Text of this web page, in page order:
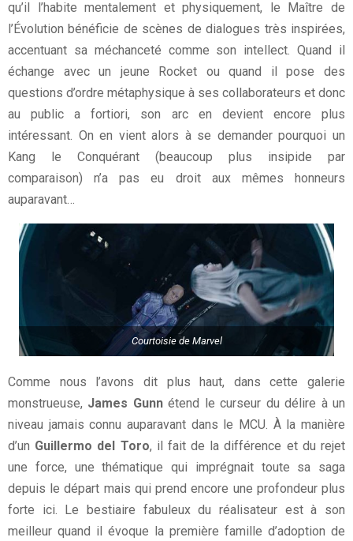
qu’il l’habite mentalement et physiquement, le Maître de
l’Évolution bénéficie de scènes de dialogues très inspirées,
accentuant sa méchanceté comme son intellect. Quand il
échange avec un jeune Rocket ou quand il pose des
questions d’ordre métaphysique à ses collaborateurs et donc
au public a fortiori, son arc en devient encore plus
intéressant. On en vient alors à se demander pourquoi un
Kang le Conquérant (beaucoup plus insipide par
comparaison) n’a pas eu droit aux mêmes honneurs
auparavant…
Courtoisie de Marvel
Comme nous l’avons dit plus haut, dans cette galerie
monstrueuse, James Gunnétend le curseur du délire à un
niveau jamais connu auparavant dans le MCU. À la manière
d’un Guillermo del Toro, il fait de la différence et du rejet
une force, une thématique qui imprégnait toute sa saga
depuis le départ mais qui prend encore une profondeur plus
forte ici. Le bestiaire fabuleux du réalisateur est à son
meilleur quand il évoque la première famille d’adoption de